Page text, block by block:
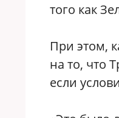
того как
При этом,
на то, что
если